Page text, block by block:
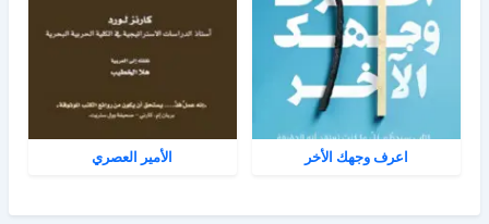
اعرف وجهك الأخر الأمير العصري